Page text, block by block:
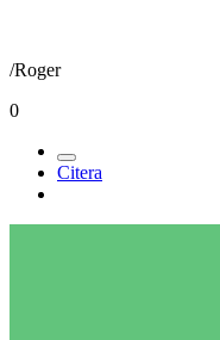
/Roger
0
Citera